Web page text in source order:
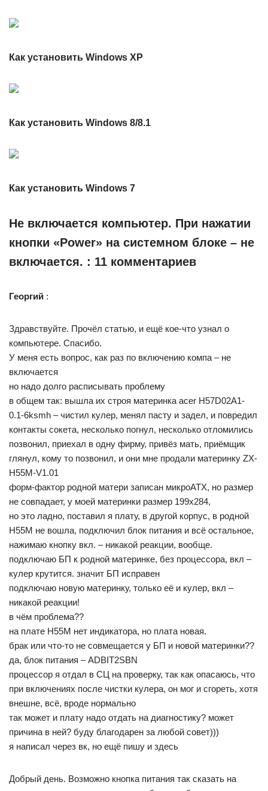
Как установить Windows XP
Как установить Windows 8/8.1
Как установить Windows 7
Не включается компьютер. При нажатии
кнопки «Power» на системном блоке – не
включается. : 11 комментариев
Георгий :
Здравствуйте. Прочёл статью, и ещё кое-что узнал о
компьютере. Спасибо.
У меня есть вопрос, как раз по включению компа – не
включается
но надо долго расписывать проблему
в общем так: вышла их строя материнка acer H57D02A1-
0.1-6ksmh – чистил кулер, менял пасту и задел, и повредил
контакты сокета, несколько погнул, несколько отломились
позвонил, приехал в одну фирму, привёз мать, приёмщик
глянул, кому то позвонил, и они мне продали материнку ZX-
H55M-V1.01
форм-фактор родной матери записан микроАТХ, но размер
не совпадает, у моей материнки размер 199х284,
но это ладно, поставил я плату, в другой корпус, в родной
Н55М не вошла, подключил блок питания и всё остальное,
нажимаю кнопку вкл. – никакой реакции, вообще.
подключаю БП к родной материнке, без процессора, вкл –
кулер крутится. значит БП исправен
подключаю новую материнку, только её и кулер, вкл –
никакой реакции!
в чём проблема??
на плате Н55М нет индикатора, но плата новая.
брак или что-то не совмещается у БП и новой материнки??
да, блок питания – ADBIT2SBN
процессор я отдал в СЦ на проверку, так как опасаюсь, что
при включениях после чистки кулера, он мог и сгореть, хотя
внешне, всё, вроде нормально
так может и плату надо отдать на диагностику? может
причина в ней? буду благодарен за любой совет)))
я написал через вк, но ещё пишу и здесь
Добрый день. Возможно кнопка питания так сказать на